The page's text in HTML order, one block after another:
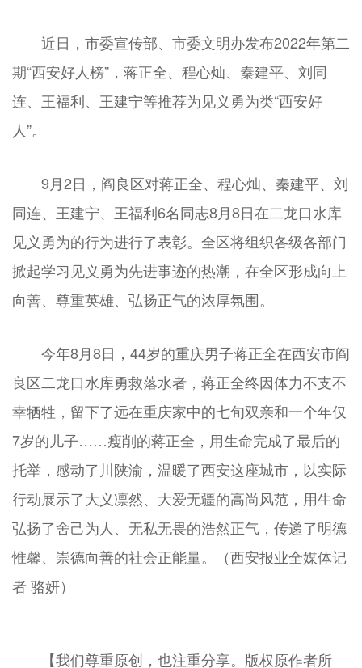
近日，市委宣传部、市委文明办发布2022年第二
期“西安好人榜”，蒋正全、程心灿、秦建平、刘同
连、王福利、王建宁等推荐为见义勇为类“西安好
人”。
9月2日，阎良区对蒋正全、程心灿、秦建平、刘
同连、王建宁、王福利6名同志8月8日在二龙口水库
见义勇为的行为进行了表彰。全区将组织各级各部门
掀起学习见义勇为先进事迹的热潮，在全区形成向上
向善、尊重英雄、弘扬正气的浓厚氛围。
今年8月8日，44岁的重庆男子蒋正全在西安市阎
良区二龙口水库勇救落水者，蒋正全终因体力不支不
幸牺牲，留下了远在重庆家中的七旬双亲和一个年仅
7岁的儿子……瘦削的蒋正全，用生命完成了最后的
托举，感动了川陕渝，温暖了西安这座城市，以实际
行动展示了大义凛然、大爱无疆的高尚风范，用生命
弘扬了舍己为人、无私无畏的浩然正气，传递了明德
惟馨、崇德向善的社会正能量。（西安报业全媒体记
者 骆妍）
【我们尊重原创，也注重分享。版权原作者所